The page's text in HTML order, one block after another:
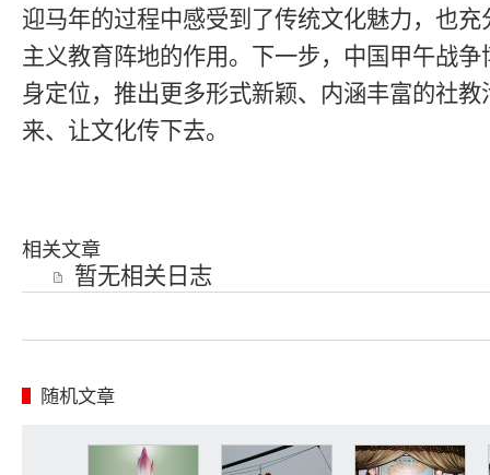
迎马年的过程中感受到了传统文化魅力，也
主义教育阵地的作用。下一步，中国甲午战
身定位，推出更多形式新颖、内涵丰富的社
来、让文化传下去。
相关文章
暂无相关日志
随机文章